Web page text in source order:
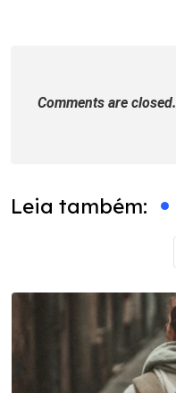
Comments are closed.
Leia também: